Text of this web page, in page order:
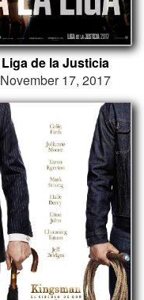
Liga de la Justicia
November 17, 2017